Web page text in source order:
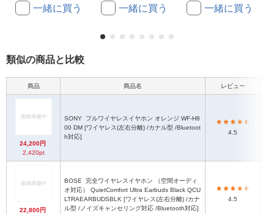
一緒に買う 一緒に買う 一緒に買う
類似の商品と比較
商品 商品名 レビュー
24,200円
2,420pt
SONY
00 DM [ワイヤレス(左右分離) /カナル型 /Bluetoot
h対応]
4.5
22,800円
BOSE
オ対応） QuietComfort Ultra Earbuds Black QCU
LTRAEARBUDSBLK [ワイヤレス(左右分離) /カナ
ル型 /ノイズキャンセリング対応 /Bluetooth対応]
4.5